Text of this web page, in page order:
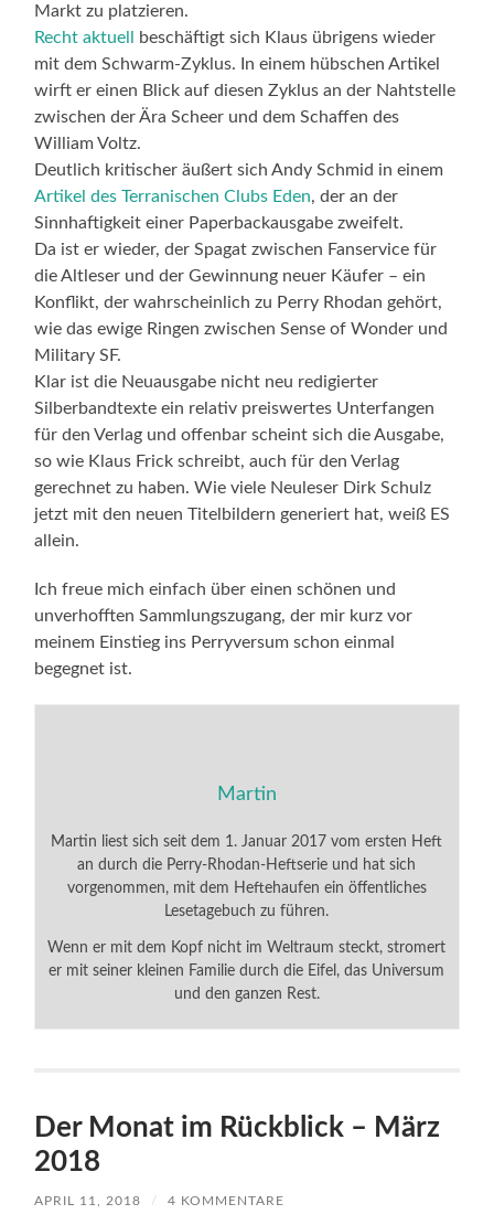
Markt zu platzieren.
Recht aktuell
beschäftigt sich Klaus übrigens wieder
mit dem Schwarm-Zyklus. In einem hübschen Artikel
wirft er einen Blick auf diesen Zyklus an der Nahtstelle
zwischen der Ära Scheer und dem Schaffen des
William Voltz.
Deutlich kritischer äußert sich Andy Schmid in einem
Artikel des Terranischen Clubs Eden, der an der
Sinnhaftigkeit einer Paperbackausgabe zweifelt.
Da ist er wieder, der Spagat zwischen Fanservice für
die Altleser und der Gewinnung neuer Käufer – ein
Konflikt, der wahrscheinlich zu Perry Rhodan gehört,
wie das ewige Ringen zwischen Sense of Wonder und
Military SF.
Klar ist die Neuausgabe nicht neu redigierter
Silberbandtexte ein relativ preiswertes Unterfangen
für den Verlag und offenbar scheint sich die Ausgabe,
so wie Klaus Frick schreibt, auch für den Verlag
gerechnet zu haben. Wie viele Neuleser Dirk Schulz
jetzt mit den neuen Titelbildern generiert hat, weiß ES
allein.
Ich freue mich einfach über einen schönen und
unverhofften Sammlungszugang, der mir kurz vor
meinem Einstieg ins Perryversum schon einmal
begegnet ist.
Martin
Martin liest sich seit dem 1. Januar 2017 vom ersten Heft
an durch die Perry-Rhodan-Heftserie und hat sich
vorgenommen, mit dem Heftehaufen ein öffentliches
Lesetagebuch zu führen.
Wenn er mit dem Kopf nicht im Weltraum steckt, stromert
er mit seiner kleinen Familie durch die Eifel, das Universum
und den ganzen Rest.
Der Monat im Rückblick – März
2018
APRIL 11, 2018 / 4 KOMMENTARE